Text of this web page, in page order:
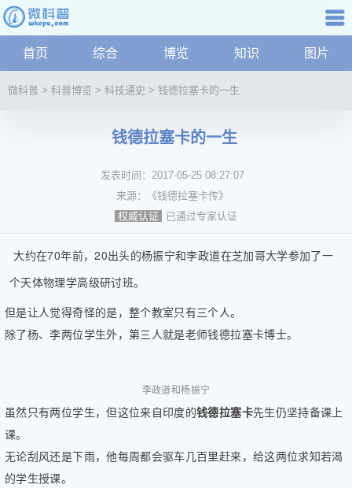
科普知识 航
首页 综合 博览 知识 图片
技
文
庭
学
术
人
微科普 > 科普博览 > 科技通史 > 钱德拉塞卡的一生
钱德拉塞卡的一生
发表时间： 2017-05-25 08:27:07
来源：
《钱德拉塞卡传》
权威认证
已通过专家认证
大约在70年前，20出头的杨振宁和李政道在芝加哥大学参加了一
个天体物理学高级研讨班。
但是让人觉得奇怪的是，整个教室只有三个人。
除了杨、李两位学生外，第三人就是老师钱德拉塞卡博士。
李政道和杨振宁
虽然只有两位学生，但这位来自印度的钱德拉塞卡先生仍坚持备课上
课。
无论刮风还是下雨，他每周都会驱车几百里赶来，给这两位求知若渴
的学生授课。